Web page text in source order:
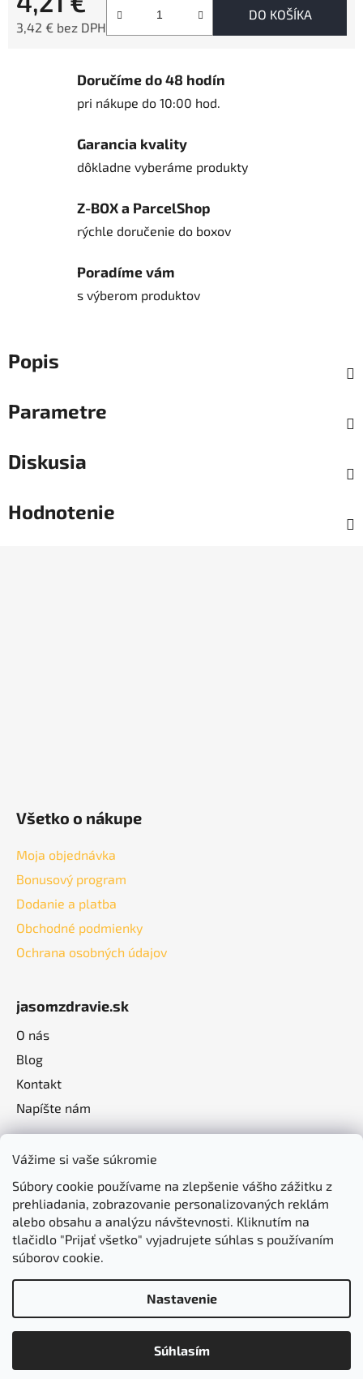
Vážime si vaše súkromie
Súbory cookie používame na zlepšenie vášho zážitku z
prehliadania, zobrazovanie personalizovaných reklám
alebo obsahu a analýzu návštevnosti. Kliknutím na
tlačidlo "Prijať všetko" vyjadrujete súhlas s používaním
súborov cookie.
Nastavenie
Súhlasím
3,42 € bez DPH
DO KOŠÍKA
Doručíme do 48 hodín
pri nákupe do 10:00 hod.
Garancia kvality
dôkladne vyberáme produkty
Z-BOX a ParcelShop
rýchle doručenie do boxov
Poradíme vám
s výberom produktov
Popis
Parametre
Diskusia
Hodnotenie
Všetko o nákupe
Moja objednávka
Bonusový program
Dodanie a platba
Obchodné podmienky
Ochrana osobných údajov
jasomzdravie.sk
O nás
Blog
Kontakt
Napíšte nám
Vytvoril Shoptet
jasomzdravie.sk
vyhradené.